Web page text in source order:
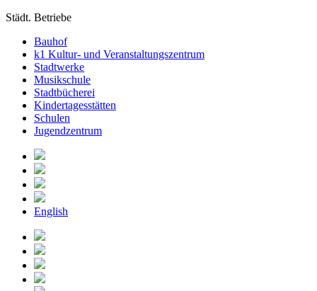
Städt. Betriebe
Bauhof
k1 Kultur- und Veranstaltungszentrum
Stadtwerke
Musikschule
Stadtbücherei
Kindertagesstätten
Schulen
Jugendzentrum
English